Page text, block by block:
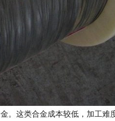
这类合金成本较低，加工